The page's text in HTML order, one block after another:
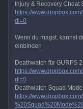
Injury & Recovery Cheat
https://
dl=0
Wenn du magst, kannst
einbinden
Deathwatch für GURPS
https://
dl=0
Deathwatch Squad
https://